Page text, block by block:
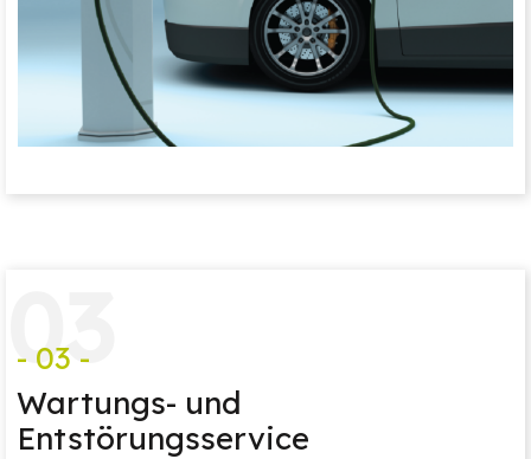
03
- 03 -
Wartungs- und
Entstörungsservice